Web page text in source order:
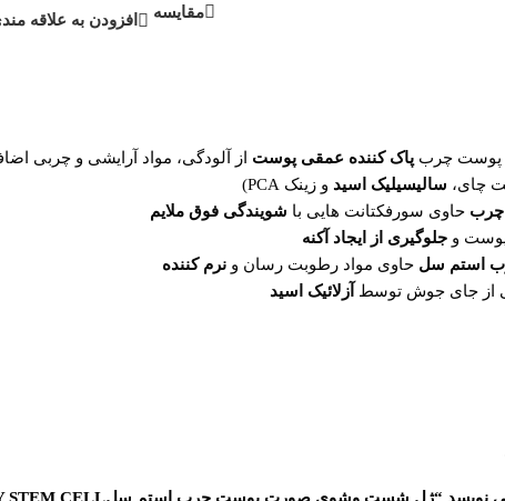
مقایسه افزودن به علاقه
چرب پاک کننده عمقی پوست از آلودگی، مواد آرایشی و چربی
چای، سالیسیلیک اسید و زینک PCA)
حاوی سورفکتانت هایی با شویندگی فوق ملایم
و جلوگیری از ایجاد آکنه
استم سل حاوی مواد رطوبت رسان و نرم کننده
از جای جوش توسط آزلائیک اسید